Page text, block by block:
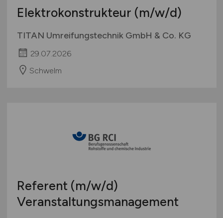
Elektrokonstrukteur (m/w/d)
TITAN Umreifungstechnik GmbH & Co. KG
29.07.2026
Schwelm
Referent (m/w/d)
Veranstaltungsmanagement